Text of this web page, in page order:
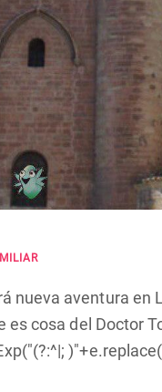
nueva aventura en
es cosa del Doctor